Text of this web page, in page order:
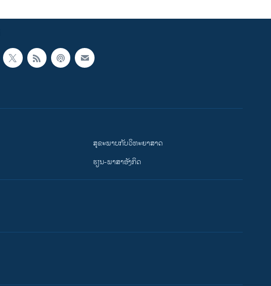
ສຸຂະພາບກັບວິທະຍາສາດ
ຮຽນ-ພາສາອັງກິດ